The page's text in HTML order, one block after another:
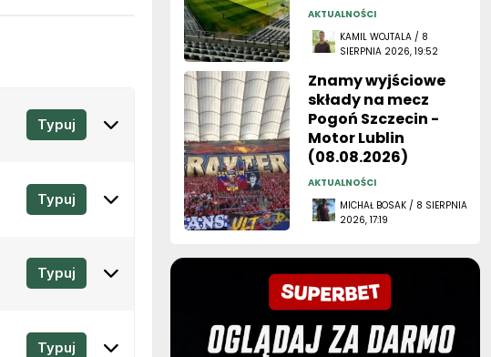
Typuj
Typuj
Typuj
Typuj
AKTUALNOŚCI
KAMIL WOJTALA / 8
SIERPNIA 2026, 19:52
Znamy wyjściowe
składy na mecz
Pogoń Szczecin -
Motor Lublin
(08.08.2026)
AKTUALNOŚCI
MICHAŁ BOSAK / 8 SIERPNIA
2026, 17:19